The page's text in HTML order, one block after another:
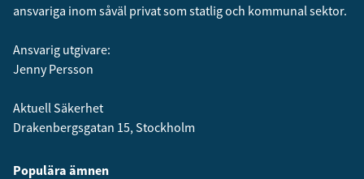
ansvariga inom såväl privat som statlig och kommunal sektor.
Ansvarig utgivare:
Jenny Persson
Aktuell Säkerhet
Drakenbergsgatan 15, Stockholm
Populära ämnen